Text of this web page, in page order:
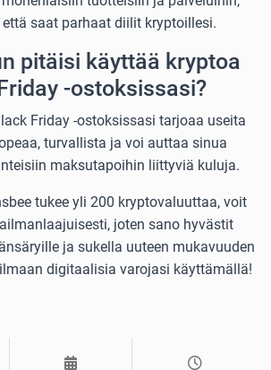
saat parhaat diilit kryptoillesi.
pitäisi käyttää kryptoa
-ostoksissasi?
Friday -ostoksissasi tarjoaa useita
turvallista ja voi auttaa sinua
maksutapoihin liittyviä kuluja.
tukee yli 200 kryptovaluuttaa, voit
joten sano hyvästit
ja sukella uuteen mukavuuden
digitaalisia varojasi käyttämällä!